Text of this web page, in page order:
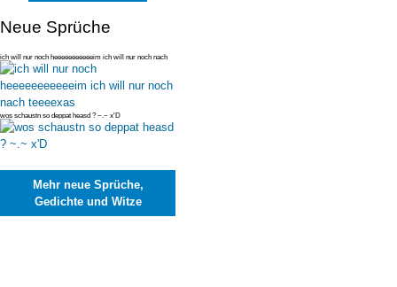
Neue Sprüche
ich will nur noch heeeeeeeeeeeim ich will nur noch nach
teeeexas
wos schaustn so deppat heasd ? ~.~ x'D
Mehr neue Sprüche,
Gedichte und Witze